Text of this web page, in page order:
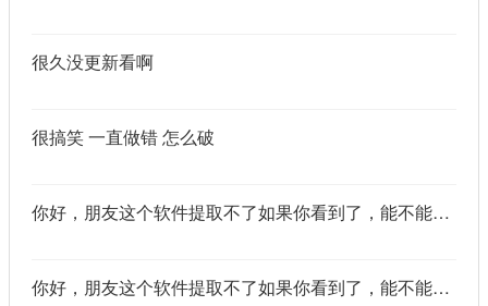
很久没更新看啊
很搞笑 一直做错 怎么破
你好，朋友这个软件提取不了如果你看到了，能不能把这个纯净版的发我邮箱里不
你好，朋友这个软件提取不了如果你看到了，能不能把这个纯净版的发我邮箱里不